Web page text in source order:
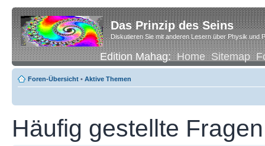
Das Prinzip des Seins
Diskutieren Sie mit anderen Lesern über Physik und
Edition Mahag:Home Sitemap
Foren-Übersicht • Aktive Themen
Häufig gestellte Fragen